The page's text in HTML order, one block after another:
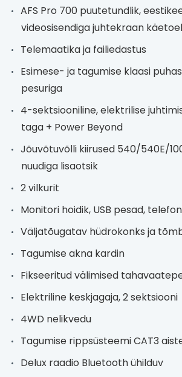
AFS Pro 700 puutetundlik,
videosisendiga juhtekraan käetoel
Telemaatika ja failiedastus
Esimese- ja tagumise klaasi
pesuriga
4-sektsiooniline, elektrilise
taga + Power Beyond
Jõuvõtuvõlli kiirused 540/540E/
nuudiga lisaotsik
2 vilkurit
Monitori hoidik, USB pesad,
Väljatõugatav hüdrokonks ja
Tagumise akna kardin
Fikseeritud välimised
Elektriline keskjagaja, 2 sektsiooni
4WD nelikvedu
Tagumise rippsüsteemi CAT3
Delux raadio Bluetooth ühilduv